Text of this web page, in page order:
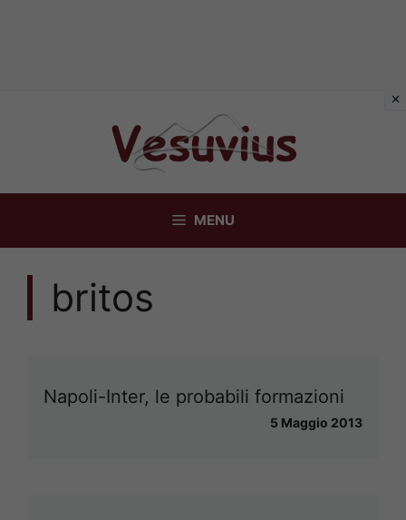
MENU
britos
Napoli-Inter, le probabili formazioni
5 Maggio 2013